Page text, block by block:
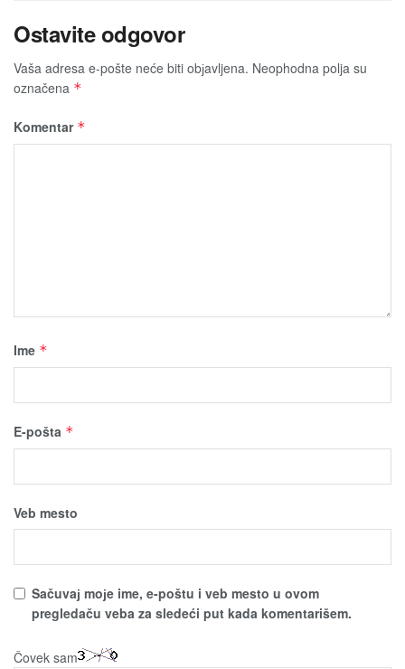
Ostavite odgovor
Vaša adresa e-pošte neće biti obјavljena. Neophodna polja su
označena *
Komentar *
Ime *
E-pošta *
Veb mesto
Sačuvaј moјe ime, e-poštu i veb mesto u ovom
pregledaču veba za sledeći put kada komentarišem.
Čovek sam